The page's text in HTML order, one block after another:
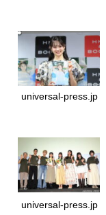
universal-press.jp
universal-press.jp